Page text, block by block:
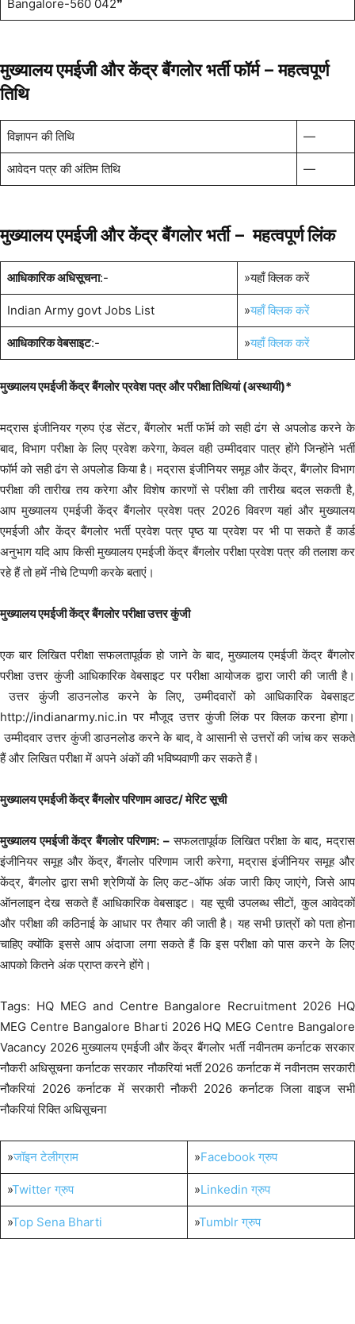
Bangalore-560 042❞
मुख्यालय एमईजी और केंद्र बैंगलोर भर्ती फॉर्म –महत्वपूर्ण
तिथि
विज्ञापन की तिथि —
आवेदन पत्र की अंतिम तिथि —
मुख्यालय एमईजी और केंद्र बैंगलोर भर्ती – महत्वपूर्ण लिंक
आधिकारिक अधिसूचना:- »यहाँ क्लिक करें
Indian Army govt Jobs List »यहाँ क्लिक करें
आधिकारिक वेबसाइट:- »यहाँ क्लिक करें
मुख्यालय एमईजी केंद्र बैंगलोर प्रवेश पत्र और परीक्षा तिथियां (अस्थायी)*
मद्रास इंजीनियर ग्रुप एंड सेंटर, बैंगलोर भर्ती फॉर्म को सही ढंग से अपलोड करने के
बाद, विभाग परीक्षा के लिए प्रवेश करेगा, केवल वही उम्मीदवार पात्र होंगे जिन्होंने भर्ती
फॉर्म को सही ढंग से अपलोड किया है। मद्रास इंजीनियर समूह और केंद्र, बैंगलोर विभाग
परीक्षा की तारीख तय करेगा और विशेष कारणों से परीक्षा की तारीख बदल सकती है,
आप मुख्यालय एमईजी केंद्र बैंगलोर प्रवेश पत्र 2026 विवरण यहां और मुख्यालय
एमईजी और केंद्र बैंगलोर भर्ती प्रवेश पत्र पृष्ठ या प्रवेश पर भी पा सकते हैं कार्ड
अनुभाग यदि आप किसी मुख्यालय एमईजी केंद्र बैंगलोर परीक्षा प्रवेश पत्र की तलाश कर
रहे हैं तो हमें नीचे टिप्पणी करके बताएं।
मुख्यालय एमईजी केंद्र बैंगलोर परीक्षा उत्तर कुंजी
एक बार लिखित परीक्षा सफलतापूर्वक हो जाने के बाद, मुख्यालय एमईजी केंद्र बैंगलोर
परीक्षा उत्तर कुंजी आधिकारिक वेबसाइट पर परीक्षा आयोजक द्वारा जारी की जाती है।
उत्तर कुंजी डाउनलोड करने के लिए, उम्मीदवारों को आधिकारिक वेबसाइट
http://indianarmy.nic.in पर मौजूद उत्तर कुंजी लिंक पर क्लिक करना होगा।
उम्मीदवार उत्तर कुंजी डाउनलोड करने के बाद, वे आसानी से उत्तरों की जांच कर सकते
हैं और लिखित परीक्षा में अपने अंकों की भविष्यवाणी कर सकते हैं।
मुख्यालय एमईजी केंद्र बैंगलोर परिणाम आउट/ मेरिट सूची
मुख्यालय एमईजी केंद्र बैंगलोर परिणाम: –सफलतापूर्वक लिखित परीक्षा के बाद, मद्रास
इंजीनियर समूह और केंद्र, बैंगलोर परिणाम जारी करेगा, मद्रास इंजीनियर समूह और
केंद्र, बैंगलोर द्वारा सभी श्रेणियों के लिए कट-ऑफ अंक जारी किए जाएंगे, जिसे आप
ऑनलाइन देख सकते हैं आधिकारिक वेबसाइट। यह सूची उपलब्ध सीटों, कुल आवेदकों
और परीक्षा की कठिनाई के आधार पर तैयार की जाती है। यह सभी छात्रों को पता होना
चाहिए क्योंकि इससे आप अंदाजा लगा सकते हैं कि इस परीक्षा को पास करने के लिए
आपको कितने अंक प्राप्त करने होंगे।
Tags: HQ MEG and Centre Bangalore Recruitment 2026 HQ
MEG Centre Bangalore Bharti 2026 HQ MEG Centre Bangalore
Vacancy 2026 मुख्यालय एमईजी और केंद्र बैंगलोर भर्ती नवीनतम कर्नाटक सरकार
नौकरी अधिसूचना कर्नाटक सरकार नौकरियां भर्ती 2026 कर्नाटक में नवीनतम सरकारी
नौकरियां 2026 कर्नाटक में सरकारी नौकरी 2026 कर्नाटक जिला वाइज सभी
नौकरियां रिक्ति अधिसूचना
»जॉइन टेलीग्राम »Facebook ग्रुप
»Twitter ग्रुप »Linkedin ग्रुप
»Top Sena Bharti »Tumblr ग्रुप